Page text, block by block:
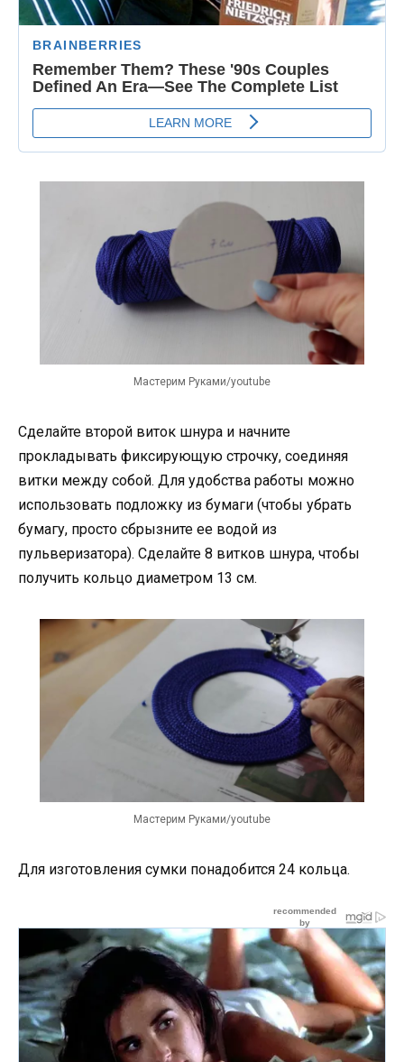
Мастерим Руками/youtube
Сделайте второй виток шнура и начните
прокладывать фиксирующую строчку, соединяя
витки между собой. Для удобства работы можно
использовать подложку из бумаги (чтобы убрать
бумагу, просто сбрызните ее водой из
пульверизатора). Сделайте 8 витков шнура, чтобы
получить кольцо диаметром 13 см.
Мастерим Руками/youtube
Для изготовления сумки понадобится 24 кольца.